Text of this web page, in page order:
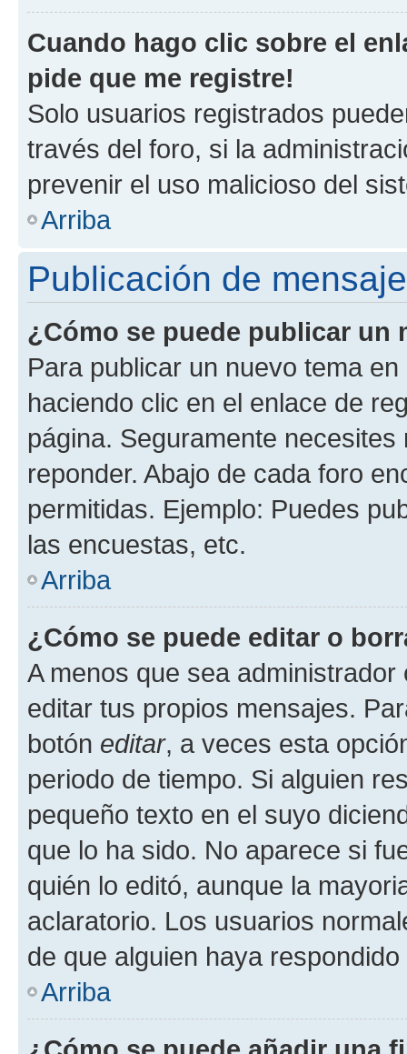
Cuando hago clic sobre el
pide que me registre!
Solo usuarios registrados
través del foro, si la
prevenir el uso malicioso del
Arriba
Publicación de
¿Cómo se puede publicar un
Para publicar un nuevo tema
haciendo clic en el enlace de
página. Seguramente
reponder. Abajo de cada foro
permitidas. Ejemplo: Puedes
las encuestas, etc.
Arriba
¿Cómo se puede editar o
A menos que sea
editar tus propios mensajes.
botón editar, a veces esta
periodo de tiempo. Si alguien
pequeño texto en el suyo
que lo ha sido. No aparece si
quién lo editó, aunque la
aclaratorio. Los usuarios
de que alguien haya
Arriba